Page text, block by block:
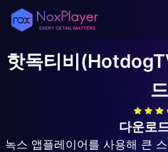
핫독티비
드
다운로
녹스 앱플레이어를 사용해 큰